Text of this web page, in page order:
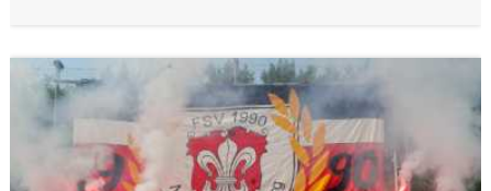
weiterlesen